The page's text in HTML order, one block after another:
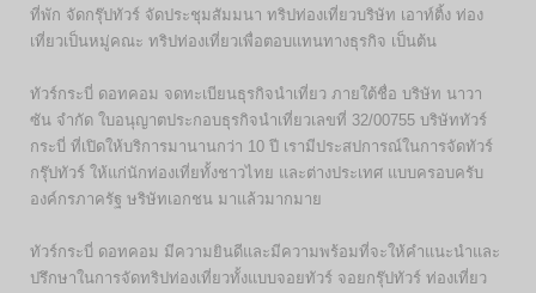
ที่พัก จัดกรุ๊ปทัวร์ จัดประชุมสัมมนา ทริปท่องเที่ยวบริษัท เอาท์ติ้ง ท่อง
เที่ยวเป็นหมู่คณะ ทริปท่องเที่ยวเพื่อตอบแทนทางธุรกิจ เป็นต้น
ทัวร์กระบี่ ดอทคอม จดทะเบียนธุรกิจนำเที่ยว ภายใต้ชื่อ บริษัท นาวา
ซัน จำกัด ใบอนุญาตประกอบธุรกิจนำเที่ยวเลขที่ 32/00755 บริษัททัวร์
กระบี่ ที่เปิดให้บริการมานานกว่า 10 ปี เรามีประสปการณ์ในการจัดทัวร์
กรุ๊ปทัวร์ ให้แก่นักท่องเที่ยทั้งชาวไทย และต่างประเทศ แบบครอบครับ
องค์กรภาครัฐ ษริษัทเอกชน มาแล้วมากมาย
ทัวร์กระบี่ ดอทคอม มีความยินดีและมีความพร้อมที่จะให้คำแนะนำและ
ปรึกษาในการจัดทริปท่องเที่ยวทั้งแบบจอยทัวร์ จอยกรุ๊ปทัวร์ ท่องเที่ยว